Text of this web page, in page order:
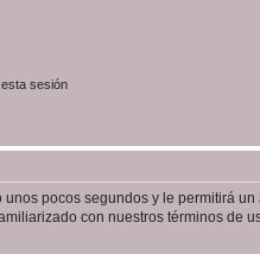
sesión
pocos segundos y le permitirá
con nuestros términos